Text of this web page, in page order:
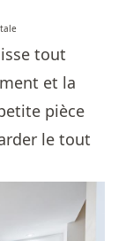
tout
et la
pièce
le tout